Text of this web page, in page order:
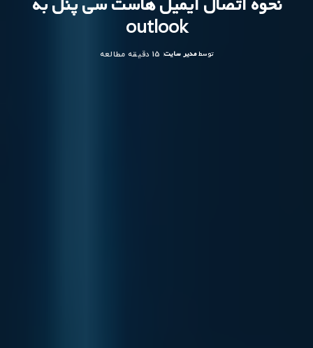
outlook
توسطمدیر سایت 15 دقیقه مطالعه